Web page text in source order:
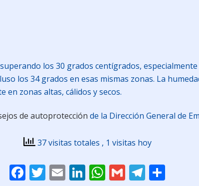
los 30 grados centígrados,
los 34 grados en esas mismas zonas. La
en zonas altas, cálidos y secos.
de autoprotección de la Dirección General de
37 visitas totales , 1 visitas hoy
Facebook
Twitter
EmailLinkedIn
WhatsApp
Gmail